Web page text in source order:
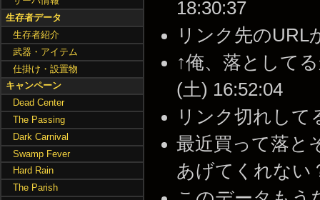
18:30:37
リンク先のURL
↑俺、落として
(土) 16:52:04
リンク切れして
最近買って落と
あげてくれない
生存者データ
生存者紹介
武器・アイテム
仕掛け・設置物
キャンペーン
Dead Center
The Passing
Dark Carnival
Swamp Fever
Hard Rain
The Parish